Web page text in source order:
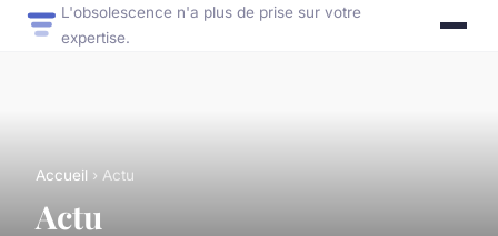
L'obsolescence n'a plus de prise sur votre
expertise.
Accueil › Actu
Actu